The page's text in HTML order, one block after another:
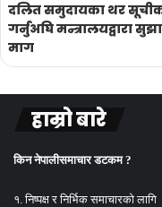
दलित समुदायका थर
गर्नुअघि मन्त्रालयद्वारा
माग
हाम्रो बारे
किन नेपालीसमाचार डटकम ?
१. निष्पक्ष र निर्भिक समाचारको लागि